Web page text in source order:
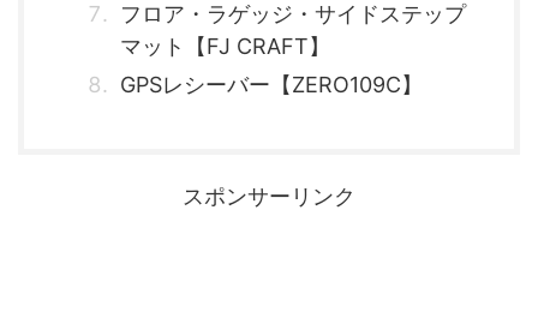
フロア・ラゲッジ・サイドステップ
マット【FJ CRAFT】
GPSレシーバー【ZERO109C】
スポンサーリンク